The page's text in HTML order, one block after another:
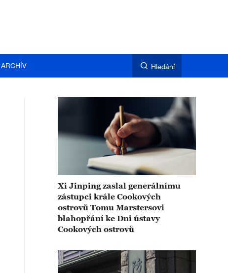
ARCHÍV Hledání
Xi Jinping zaslal generálnímu
zástupci krále Cookových
ostrovů Tomu Marstersovi
blahopřání ke Dni ústavy
Cookových ostrovů